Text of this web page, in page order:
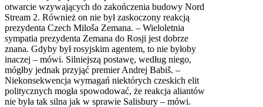
otwarcie wzywających do zakończenia budowy Nord
Stream 2. Również on nie był zaskoczony reakcją
prezydenta Czech Miloša Zemana. – Wieloletnia
sympatia prezydenta Zemana do Rosji jest dobrze
znana. Gdyby był rosyjskim agentem, to nie byłoby
inaczej – mówi. Silniejszą postawę, według niego,
mógłby jednak przyjąć premier Andrej Babiš. –
Niekonsekwencja wymagań niektórych czeskich elit
politycznych mogła spowodować, że reakcja aliantów
nie była tak silna jak w sprawie Salisbury – mówi.